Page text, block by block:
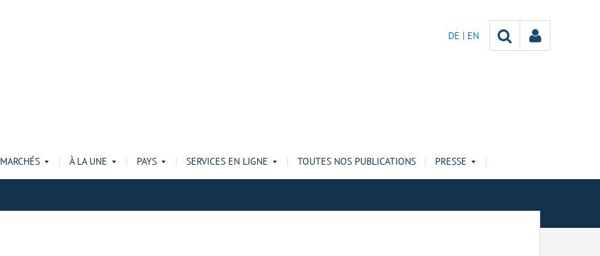
DE EN
MARCHÉS À LA UNE PAYS SERVICES EN LIGNE TOUTES NOS PUBLICATIONS PRESSE